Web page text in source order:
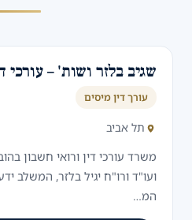
שגיב בלזר ושות' – עורכי
עורך דין מיסים
תל אביב
משרד עורכי דין ורואי חשבון
ועו"ד ורו"ח יגיל בלזר, המשלב
המ…